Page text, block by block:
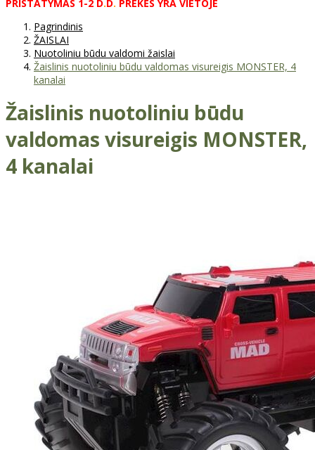
PRISTATYMAS 1-2 D. D. PREKĖS YRA VIETOJE
Pagrindinis
ŽAISLAI
Nuotoliniu būdu valdomi žaislai
Žaislinis nuotoliniu būdu valdomas visureigis MONSTER, 4
kanalai
Žaislinis nuotoliniu būdu
valdomas visureigis MONSTER,
4 kanalai